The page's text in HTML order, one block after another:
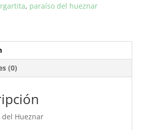
, paraíso del hueznar
(0)
del Hueznar